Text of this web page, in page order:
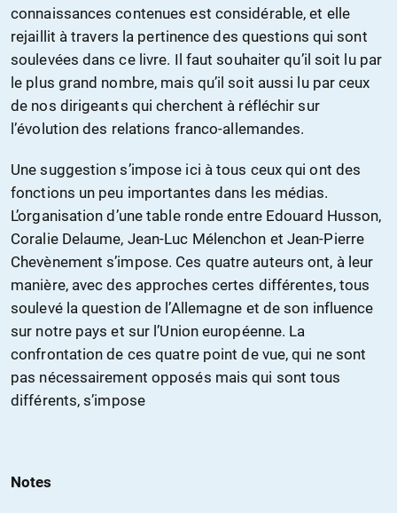
connaissances contenues est considérable, et elle
rejaillit à travers la pertinence des questions qui sont
soulevées dans ce livre. Il faut souhaiter qu’il soit lu par
le plus grand nombre, mais qu’il soit aussi lu par ceux
de nos dirigeants qui cherchent à réfléchir sur
l’évolution des relations franco-allemandes.
Une suggestion s’impose ici à tous ceux qui ont des
fonctions un peu importantes dans les médias.
L’organisation d’une table ronde entre Edouard Husson,
Coralie Delaume, Jean-Luc Mélenchon et Jean-Pierre
Chevènement s’impose. Ces quatre auteurs ont, à leur
manière, avec des approches certes différentes, tous
soulevé la question de l’Allemagne et de son influence
sur notre pays et sur l’Union européenne. La
confrontation de ces quatre point de vue, qui ne sont
pas nécessairement opposés mais qui sont tous
différents, s’impose
Notes